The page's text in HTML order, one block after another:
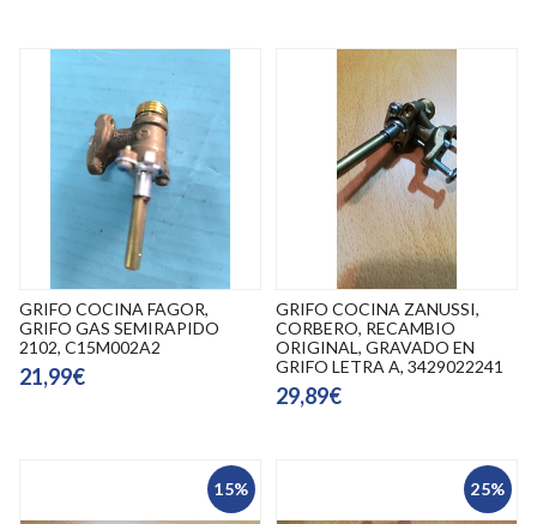
GRIFO COCINA FAGOR,
GRIFO GAS SEMIRAPIDO
2102, C15M002A2
21,99€
GRIFO COCINA ZANUSSI,
CORBERO, RECAMBIO
ORIGINAL, GRAVADO EN
GRIFO LETRA A, 3429022241
29,89€
15% 25%